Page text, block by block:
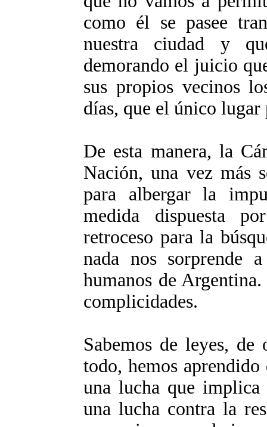
como él se pasee
nuestra ciudad y
demorando el juicio
sus propios vecinos
días, que el único lugar
De esta manera, la
Nación, una vez más
para albergar la
medida dispuesta
retroceso para la
nada nos sorprende
humanos de
complicidades.
Sabemos de leyes,
todo, hemos
una lucha que implica
una lucha contra la